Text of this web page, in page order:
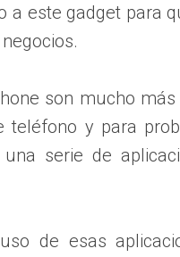
a este gadget para
son mucho
teléfono y para
serie de
de esas